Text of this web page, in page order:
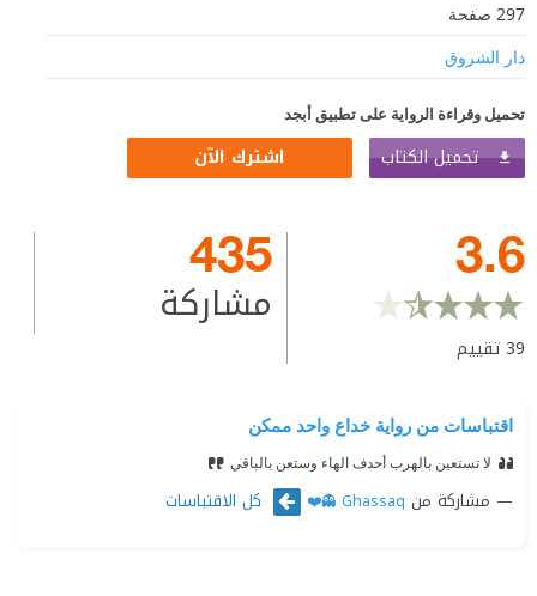
297 صفحة
دار الشروق
تحميل وقراءة الرواية على تطبيق أبجد
تحميل الكتاب اشترك الآن
3.6
39تقييم
435
مشاركة
اقتباسات من رواية خداع واحد ممكن
لا تستعين بالهرب أحدف الهاء وستعن بالباقي
مشاركة من Ghassaq 👻❤️ كل الاقتباسات